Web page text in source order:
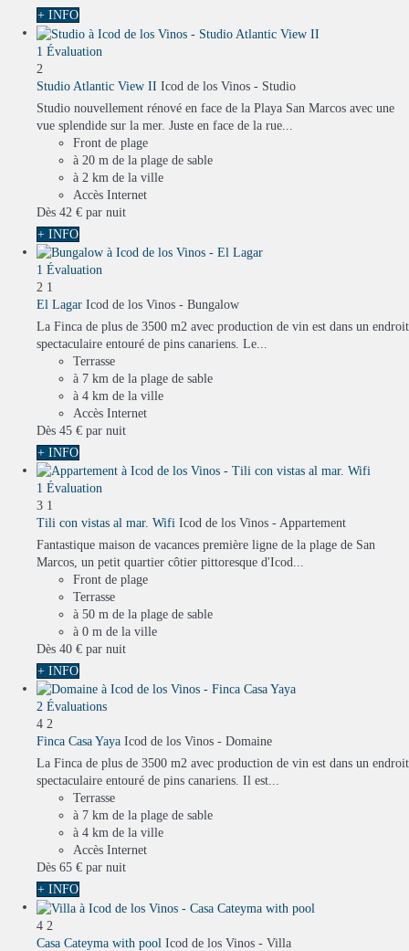
+ INFO
1 Évaluation
2
Studio Atlantic View II Icod de los Vinos - Studio
Studio nouvellement rénové en face de la Playa San Marcos avec une
vue splendide sur la mer. Juste en face de la rue...
Front de plage
à 20 m de la plage de sable
à 2 km de la ville
Accès Internet
Dès 42 € par nuit
+ INFO
1 Évaluation
2 1
El Lagar Icod de los Vinos - Bungalow
La Finca de plus de 3500 m2 avec production de vin est dans un endroit
spectaculaire entouré de pins canariens. Le...
Terrasse
à 7 km de la plage de sable
à 4 km de la ville
Accès Internet
Dès 45 € par nuit
+ INFO
1 Évaluation
3 1
Tili con vistas al mar. Wifi Icod de los Vinos - Appartement
Fantastique maison de vacances première ligne de la plage de San
Marcos, un petit quartier côtier pittoresque d'Icod...
Front de plage
Terrasse
à 50 m de la plage de sable
à 0 m de la ville
Dès 40 € par nuit
+ INFO
2 Évaluations
4 2
Finca Casa Yaya Icod de los Vinos - Domaine
La Finca de plus de 3500 m2 avec production de vin est dans un endroit
spectaculaire entouré de pins canariens. Il est...
Terrasse
à 7 km de la plage de sable
à 4 km de la ville
Accès Internet
Dès 65 € par nuit
+ INFO
4 2
Casa Cateyma with pool Icod de los Vinos - Villa